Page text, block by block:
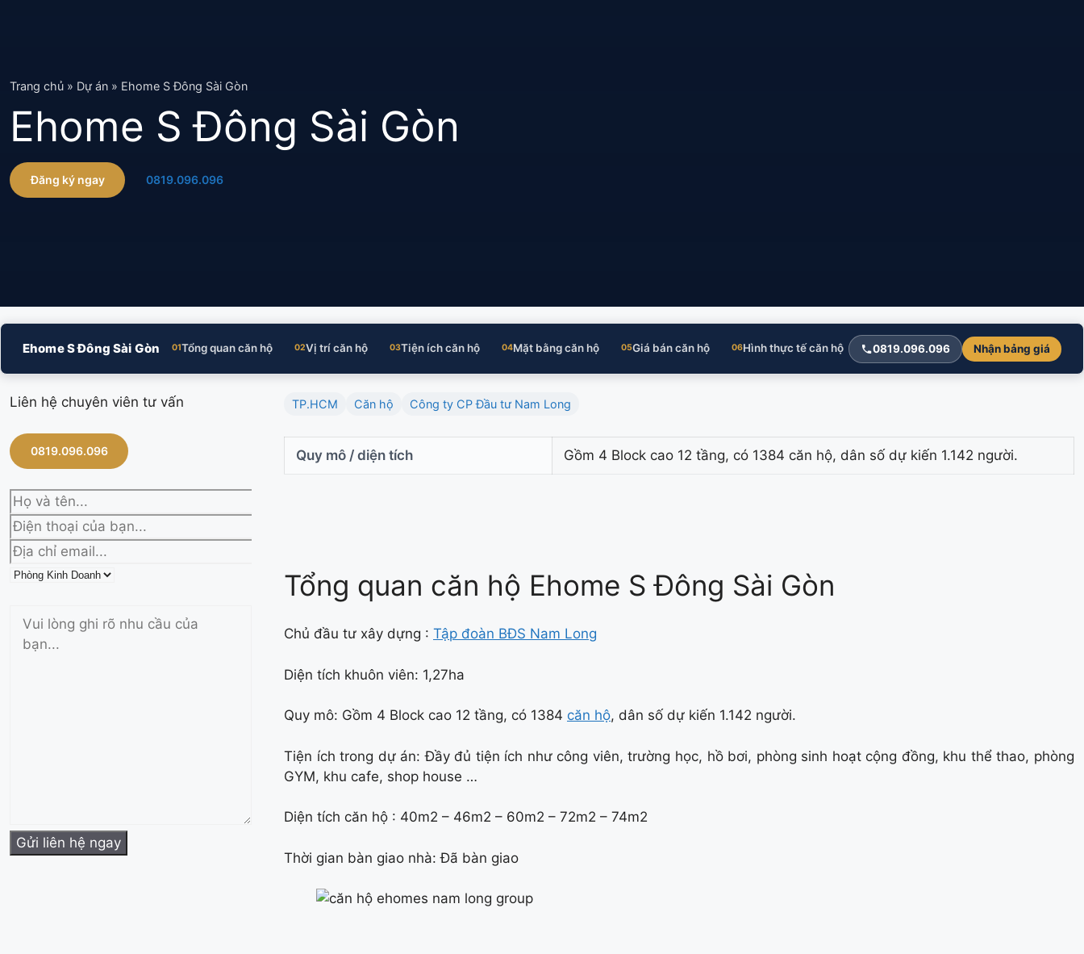
Trang chủ » Dự án » Ehome S Đông Sài Gòn
Ehome S Đông Sài Gòn
Đăng ký ngay 0819.096.096
Ehome S Đông Sài Gòn 01Tổng quan căn hộ 02Vị trí căn hộ 03Tiện ích căn hộ 04Mặt bằng căn hộ 05Giá bán căn hộ 06Hình thực tế căn hộ 07Liên hệ chủ đầu tư
0819.096.096 Nhận bảng giá
Liên hệ chuyên viên tư vấn
0819.096.096
TP.HCM Căn hộ Công ty CP Đầu tư Nam Long
Quy mô / diện tích Gồm 4 Block cao 12 tầng, có 1384 căn hộ, dân số dự kiến 1.142 người.
Tổng quan căn hộ Ehome S Đông Sài Gòn
Chủ đầu tư xây dựng : Tập đoàn BĐS Nam Long
Diện tích khuôn viên: 1,27ha
Quy mô: Gồm 4 Block cao 12 tầng, có 1384 căn hộ, dân số dự kiến 1.142 người.
Tiện ích trong dự án: Đầy đủ tiện ích như công viên, trường học, hồ bơi, phòng sinh hoạt cộng đồng, khu thể thao, phòng
GYM, khu cafe, shop house …
Diện tích căn hộ : 40m2 – 46m2 – 60m2 – 72m2 – 74m2
Thời gian bàn giao nhà: Đã bàn giao